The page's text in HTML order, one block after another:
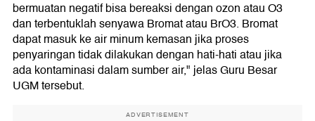
bermuatan negatif bisa bereaksi dengan ozon atau O3
dan terbentuklah senyawa Bromat atau BrO3. Bromat
dapat masuk ke air minum kemasan jika proses
penyaringan tidak dilakukan dengan hati-hati atau jika
ada kontaminasi dalam sumber air," jelas Guru Besar
UGM tersebut.
ADVERTISEMENT